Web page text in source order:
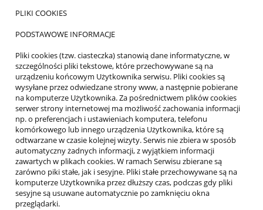
PLIKI COOKIES
PODSTAWOWE INFORMACJE
Pliki cookies (tzw. ciasteczka) stanowią dane informatyczne, w
szczególności pliki tekstowe, które przechowywane są na
urządzeniu końcowym Użytkownika serwisu. Pliki cookies są
wysyłane przez odwiedzane strony www, a następnie pobierane
na komputerze Użytkownika. Za pośrednictwem plików cookies
serwer strony internetowej ma możliwość zachowania informacji
np. o preferencjach i ustawieniach komputera, telefonu
komórkowego lub innego urządzenia Użytkownika, które są
odtwarzane w czasie kolejnej wizyty. Serwis nie zbiera w sposób
automatyczny żadnych informacji, z wyjątkiem informacji
zawartych w plikach cookies. W ramach Serwisu zbierane są
zarówno piki stałe, jak i sesyjne. Pliki stałe przechowywane są na
komputerze Użytkownika przez dłuższy czas, podczas gdy pliki
sesyjne są usuwane automatycznie po zamknięciu okna
przeglądarki.